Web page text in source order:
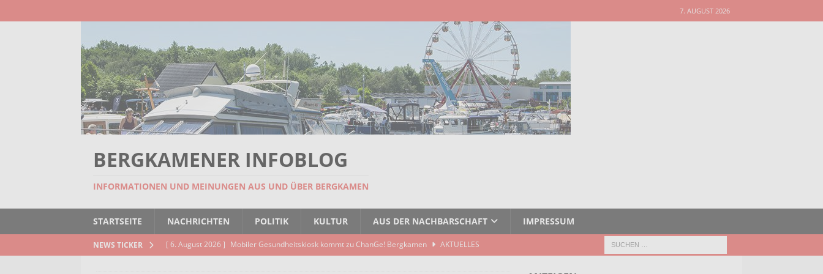
7. AUGUST 2026
BERGKAMENER INFOBLOG
INFORMATIONEN UND MEINUNGEN AUS UND ÜBER BERGKAMEN
STARTSEITE NACHRICHTEN POLITIK KULTUR AUS DER NACHBARSCHAFT IMPRESSUM
NEWS TICKER [ 6. August 2026 ] Mobiler Gesundheitskiosk kommt zu ChanGe! Bergkamen
AKTUELLES